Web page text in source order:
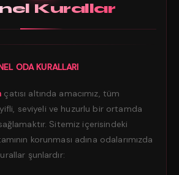
Kurallar
ODA KURALLARI
çatısı altında amacımız, tüm
seviyeli ve huzurlu bir ortamda
Sitemiz içerisindeki
korunması adına odalarımızda
şunlardır: